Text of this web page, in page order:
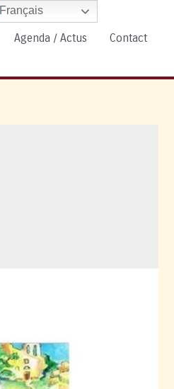
Agenda / Actus Contact
Français